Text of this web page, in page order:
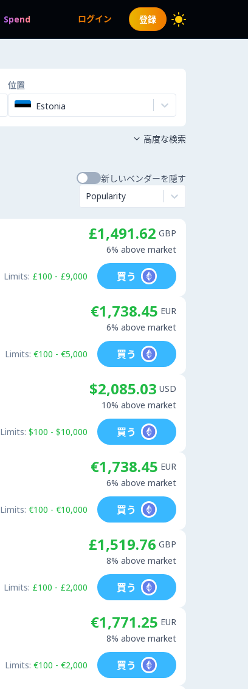
Spend ログイン 登録
位置
Estonia
 高度な検索
新しいベンダーを隠す
Popularity
£1,491.62 GBP
6% above market
Limits: £100 - £9,000 買う
€1,738.45 EUR
6% above market
Limits: €100 - €5,000 買う
$2,085.03 USD
10% above market
Limits: $100 - $10,000 買う
€1,738.45 EUR
6% above market
Limits: €100 - €10,000 買う
£1,519.76 GBP
8% above market
Limits: £100 - £2,000 買う
€1,771.25 EUR
8% above market
Limits: €100 - €2,000 買う